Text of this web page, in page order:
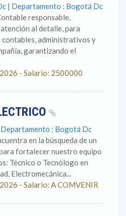
| Departamento : Bogotá Dc
responsable,
al detalle, para
administrativos y
garantizando el
- Salario: 2500000
: Bogotá Dc
en la búsqueda de un
fortalecer nuestro equipo
Técnico o Tecnólogo en
Electromecánica...
- Salario: A COMVENIR